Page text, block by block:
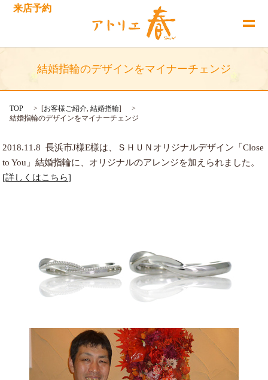
来店予約
結婚指輪のデザインをマイナーチェンジ
TOP [お客様ご紹介 ,結婚指輪]
結婚指輪のデザインをマイナーチェンジ
2018.11.8長浜市J様E様は、ＳＨＵＮオリジナルデザイン「Close
to You」結婚指輪に、オリジナルのアレンジを加えられました。
[詳しくはこちら]